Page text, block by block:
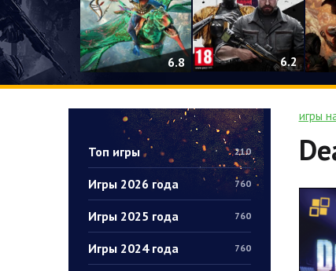
6.8 6.2
Топ игры 210
Игры 2026 года 760
Игры 2025 года 760
Игры 2024 года 760
игры